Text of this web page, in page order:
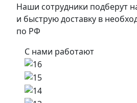
Наши сотрудники подберут
и быструю доставку в
по РФ
С нами работают